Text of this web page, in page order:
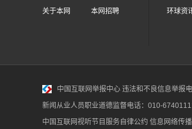
关于本网 本网招聘 环球资
中国互联网举报中心 违法和不良信息举报
新闻从业人员职业道德监督电话：010-
中国互联网视听节目服务自律公约 信息网络传